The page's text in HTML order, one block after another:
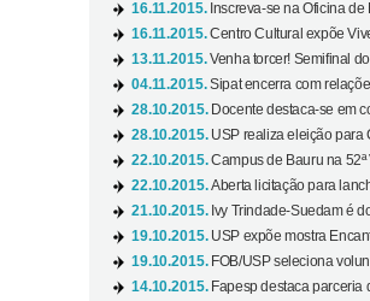
16.11.2015. Inscreva-se na Oficina
16.11.2015.Centro Cultural expõe
13.11.2015.Venha torcer! Semifinal
04.11.2015.Sipat encerra com
28.10.2015. Docente destaca-se em
28.10.2015. USP realiza eleição para
22.10.2015.Campus de Bauru na
22.10.2015.Aberta licitação para
21.10.2015. Ivy Trindade-Suedam é
19.10.2015. USP expõe mostra
19.10.2015. FOB/USP seleciona
14.10.2015. Fapesp destaca parceria